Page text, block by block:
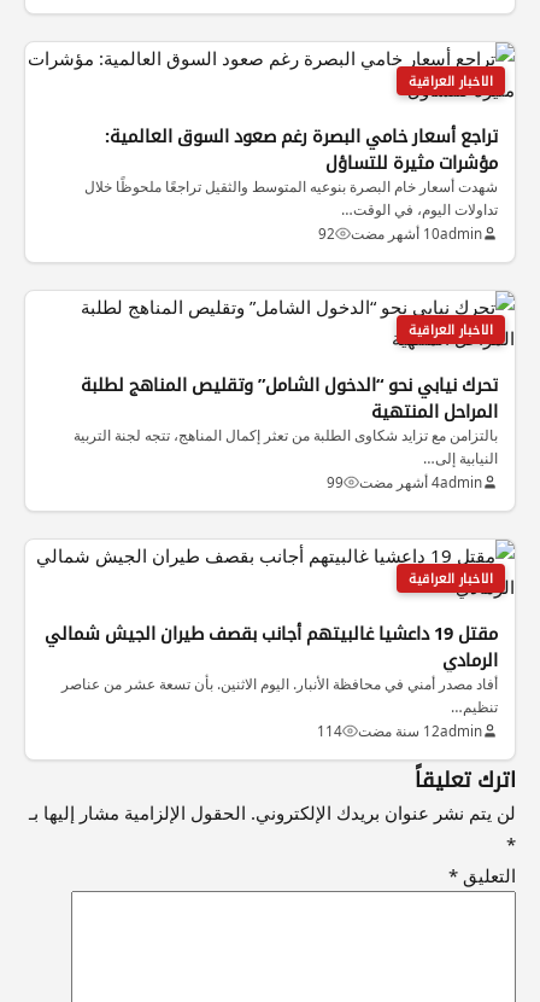
الاخبار العراقية
تراجع أسعار خامي البصرة رغم صعود السوق العالمية:
مؤشرات مثيرة للتساؤل
شهدت أسعار خام البصرة بنوعيه المتوسط والثقيل تراجعًا ملحوظًا خلال
تداولات اليوم، في الوقت…
admin10 أشهر مضت 92
الاخبار العراقية
تحرك نيابي نحو “الدخول الشامل” وتقليص المناهج لطلبة
المراحل المنتهية
بالتزامن مع تزايد شكاوى الطلبة من تعثر إكمال المناهج، تتجه لجنة التربية
النيابية إلى…
admin4 أشهر مضت 99
الاخبار العراقية
مقتل 19 داعشيا غالبيتهم أجانب بقصف طيران الجيش شمالي
الرمادي
أفاد مصدر أمني في محافظة الأنبار. اليوم الاثنين. بأن تسعة عشر من عناصر
تنظيم…
admin12 سنة مضت 114
اترك تعليقاً
لن يتم نشر عنوان بريدك الإلكتروني. الحقول الإلزامية مشار إليها بـ
*
التعليق *